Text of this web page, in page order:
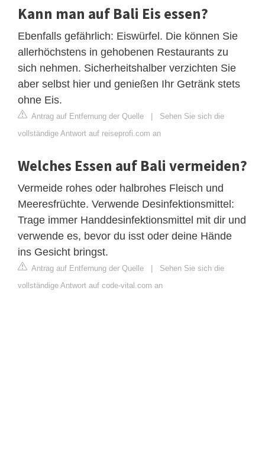
Kann man auf Bali Eis essen?
Ebenfalls gefährlich: Eiswürfel. Die können Sie
allerhöchstens in gehobenen Restaurants zu
sich nehmen. Sicherheitshalber verzichten Sie
aber selbst hier und genießen Ihr Getränk stets
ohne Eis.
Antrag auf Entfernung der Quelle | Sehen Sie sich die
vollständige Antwort auf reiseprofi.com an
Welches Essen auf Bali vermeiden?
Vermeide rohes oder halbrohes Fleisch und
Meeresfrüchte. Verwende Desinfektionsmittel:
Trage immer Handdesinfektionsmittel mit dir und
verwende es, bevor du isst oder deine Hände
ins Gesicht bringst.
Antrag auf Entfernung der Quelle | Sehen Sie sich die
vollständige Antwort auf code-vital.com an